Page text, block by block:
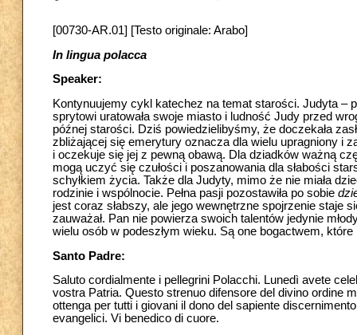
[00730-AR.01] [Testo originale: Arabo]
In lingua polacca
Speaker:
Kontynuujemy cykl katechez na temat starości. Judyta –
sprytowi uratowała swoje miasto i ludność Judy przed
późnej starości. Dziś powiedzielibyśmy, że doczekała
zbliżającej się emerytury oznacza dla wielu upragniony i
i oczekuje się jej z pewną obawą. Dla dziadków ważną
mogą uczyć się czułości i poszanowania dla słabości
schyłkiem życia. Także dla Judyty, mimo że nie miała
rodzinie i wspólnocie. Pełna pasji pozostawiła po sobie
jest coraz słabszy, ale jego wewnętrzne spojrzenie staje
zauważał. Pan nie powierza swoich talentów jedynie
wielu osób w podeszłym wieku. Są one bogactwem,
Santo Padre:
Saluto cordialmente i pellegrini Polacchi. Lunedì avete
vostra Patria. Questo strenuo difensore del divino ordine
ottenga per tutti i giovani il dono del sapiente
evangelici. Vi benedico di cuore.